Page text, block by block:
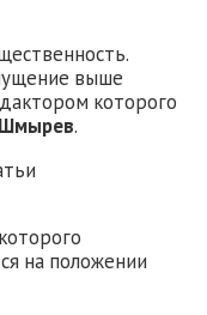
выше
которого
.
на положении